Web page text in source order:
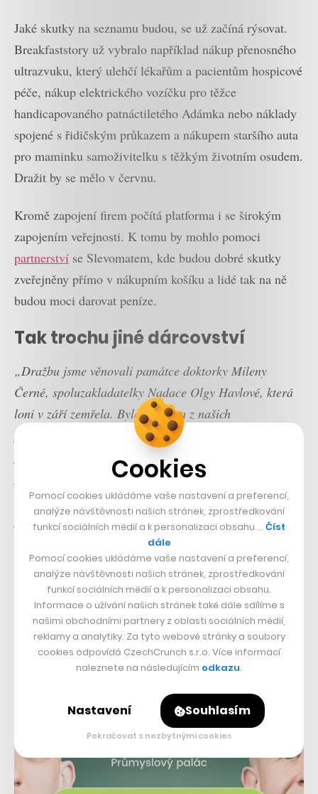
Jaké skutky na seznamu budou, se už začíná rýsovat.
Breakfaststory už vybralo například nákup přenosného
ultrazvuku, který ulehčí lékařům a pacientům hospicové
péče, nákup elektrického vozíčku pro těžce
handicapovaného patnáctiletého Adámka nebo náklady
spojené s řidičským průkazem a nákupem staršího auta
pro maminku samoživitelku s těžkým životním osudem.
Dražit by se mělo v červnu.
Kromě zapojení firem počítá platforma i se širokým
zapojením veřejnosti. K tomu by mohlo pomoci
partnerství se Slevomatem, kde budou dobré skutky
zveřejněny přímo v nákupním košíku a lidé tak na ně
budou moci darovat peníze.
Tak trochu jiné dárcovství
„Dražbu jsme věnovali památce doktorky Mileny
Černé, spoluzakladatelky Nadace Olgy Havlové, která
loni v září zemřela. Byla to jedna z našich
podporovatelek, na podzim získala Stříbrnou medaili za
pomoc v sociální a zdravotní oblasti in memoriam od
předsedy Senátu Miloše Vystrčila. Je to ikona a je pro
nás důležité, abychom pokračovali v jejím empatickém
přístupu k nemocným i sociálně slabým, “ říká
Hyblerová. Nadace Olgy Havlové bude na dražbě
participovat jako finanční garant.
Cookies
Pomocí cookies ukládáme vaše nastavení a preferencí,
analýze návštěvnosti našich stránek, zprostředkování
funkcí sociálních médií a k personalizaci obsahu … Číst
dále
Pomocí cookies ukládáme vaše nastavení a preferencí,
analýze návštěvnosti našich stránek, zprostředkování
funkcí sociálních médií a k personalizaci obsahu.
Informace o užívání našich stránek také dále sdílíme s
našimi obchodními partnery z oblasti sociálních médií,
reklamy a analytiky. Za tyto webové stránky a soubory
cookies odpovídá CzechCrunch s.r.o. Více informací
naleznete na následujícím odkazu.
Nastavení Souhlasím
Pokračovat s nezbytnými cookies